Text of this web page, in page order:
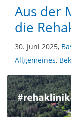
Aus der
die
30. Juni 2025,
Allgemeines,